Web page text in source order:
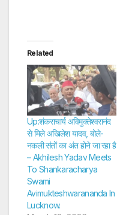
Related
Up:शंकराचार्य अविमुक्तेश्वरानंद
से मिले अखिलेश यादव, बोले-
नकली संतों का अंत होने जा रहा है
– Akhilesh Yadav Meets
To Shankaracharya
Swami
Avimukteshwarananda In
Lucknow.